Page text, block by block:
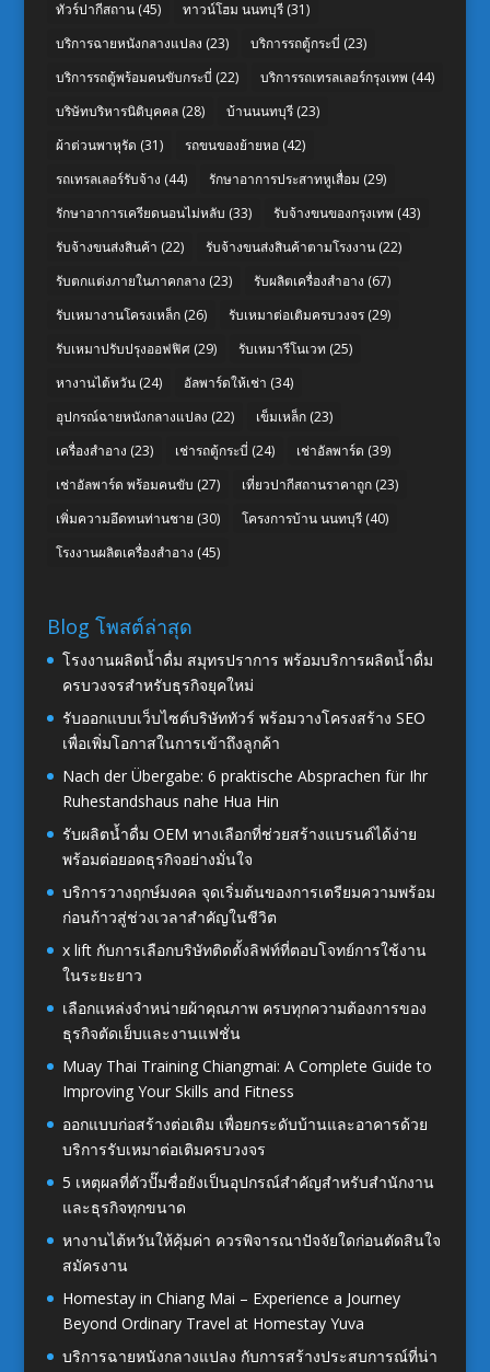
ทัวร์ปากีสถาน(45) ทาวน์โฮม นนทบุรี(31)
บริการฉายหนังกลางแปลง (23) บริการรถตู้กระบี่ (23)
บริการรถตู้พร้อมคนขับกระบี่ (22) บริการรถเทรลเลอร์กรุงเทพ (44)
บริษัทบริหารนิติบุคคล(28) บ้านนนทบุรี(23)
ผ้าต่วนพาหุรัด (31) รถขนของย้ายหอ(42)
รถเทรลเลอร์รับจ้าง (44) รักษาอาการประสาทหูเสื่อม (29)
รักษาอาการเครียดนอนไม่หลับ (33) รับจ้างขนของกรุงเทพ (43)
รับจ้างขนส่งสินค้า (22) รับจ้างขนส่งสินค้าตามโรงงาน(22)
รับตกแต่งภายในภาคกลาง (23) รับผลิตเครื่องสำอาง (67)
รับเหมางานโครงเหล็ก(26) รับเหมาต่อเติมครบวงจร(29)
รับเหมาปรับปรุงออฟฟิศ(29) รับเหมารีโนเวท (25)
หางานไต้หวัน(24) อัลพาร์ดให้เช่า (34)
อุปกรณ์ฉายหนังกลางแปลง (22) เข็มเหล็ก(23)
เครื่องสำอาง (23) เช่ารถตู้กระบี่ (24) เช่าอัลพาร์ด (39)
เช่าอัลพาร์ด พร้อมคนขับ (27) เที่ยวปากีสถานราคาถูก(23)
เพิ่มความอึดทนท่านชาย (30) โครงการบ้าน นนทบุรี(40)
โรงงานผลิตเครื่องสำอาง (45)
Blog โพสต์ล่าสุด
โรงงานผลิตน้ำดื่ม สมุทรปราการ พร้อมบริการผลิตน้ำดื่ม
ครบวงจรสำหรับธุรกิจยุคใหม่
รับออกแบบเว็บไซต์บริษัททัวร์ พร้อมวางโครงสร้าง SEO
เพื่อเพิ่มโอกาสในการเข้าถึงลูกค้า
Nach der Übergabe: 6 praktische Absprachen für Ihr
Ruhestandshaus nahe Hua Hin
รับผลิตน้ำดื่ม OEM ทางเลือกที่ช่วยสร้างแบรนด์ได้ง่าย
พร้อมต่อยอดธุรกิจอย่างมั่นใจ
บริการวางฤกษ์มงคล จุดเริ่มต้นของการเตรียมความพร้อม
ก่อนก้าวสู่ช่วงเวลาสำคัญในชีวิต
x lift กับการเลือกบริษัทติดตั้งลิฟท์ที่ตอบโจทย์การใช้งาน
ในระยะยาว
เลือกแหล่งจำหน่ายผ้าคุณภาพ ครบทุกความต้องการของ
ธุรกิจตัดเย็บและงานแฟชั่น
Muay Thai Training Chiangmai: A Complete Guide to
Improving Your Skills and Fitness
ออกแบบก่อสร้างต่อเติม เพื่อยกระดับบ้านและอาคารด้วย
บริการรับเหมาต่อเติมครบวงจร
5 เหตุผลที่ตัวปั๊มชื่อยังเป็นอุปกรณ์สำคัญสำหรับสำนักงาน
และธุรกิจทุกขนาด
หางานไต้หวันให้คุ้มค่า ควรพิจารณาปัจจัยใดก่อนตัดสินใจ
สมัครงาน
Homestay in Chiang Mai – Experience a Journey
Beyond Ordinary Travel at Homestay Yuva
บริการฉายหนังกลางแปลง กับการสร้างประสบการณ์ที่น่า